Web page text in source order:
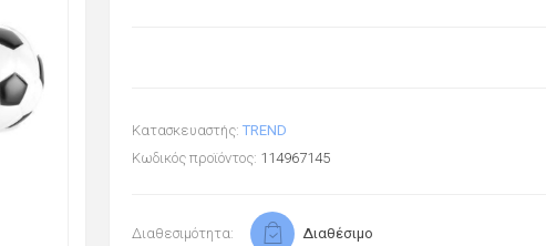
Κατασκευαστής: TREND
Κωδικός προϊόντος: 114967145
Διαθεσιμότητα: Διαθέσιμο